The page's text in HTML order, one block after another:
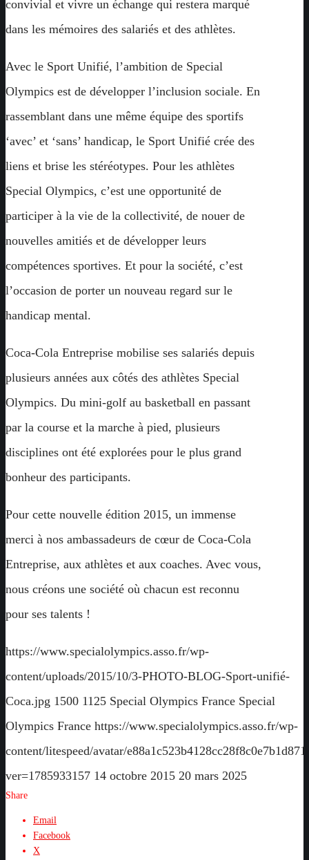
convivial et vivre un échange qui restera marqué
dans les mémoires des salariés et des athlètes.
Avec le Sport Unifié, l’ambition de Special
Olympics est de développer l’inclusion sociale. En
rassemblant dans une même équipe des sportifs
‘avec’ et ‘sans’ handicap, le Sport Unifié crée des
liens et brise les stéréotypes. Pour les athlètes
Special Olympics, c’est une opportunité de
participer à la vie de la collectivité, de nouer de
nouvelles amitiés et de développer leurs
compétences sportives. Et pour la société, c’est
l’occasion de porter un nouveau regard sur le
handicap mental.
Coca-Cola Entreprise mobilise ses salariés depuis
plusieurs années aux côtés des athlètes Special
Olympics. Du mini-golf au basketball en passant
par la course et la marche à pied, plusieurs
disciplines ont été explorées pour le plus grand
bonheur des participants.
Pour cette nouvelle édition 2015, un immense
merci à nos ambassadeurs de cœur de Coca-Cola
Entreprise, aux athlètes et aux coaches. Avec vous,
nous créons une société où chacun est reconnu
pour ses talents !
https://www.specialolympics.asso.fr/wp-
content/uploads/2015/10/3-PHOTO-BLOG-Sport-unifié-
Coca.jpg 1500 1125 Special Olympics France Special
Olympics France https://www.specialolympics.asso.fr/wp-
content/litespeed/avatar/
ver=1785933157 14 octobre 2015 20 mars 2025
Share
Email
Facebook
X